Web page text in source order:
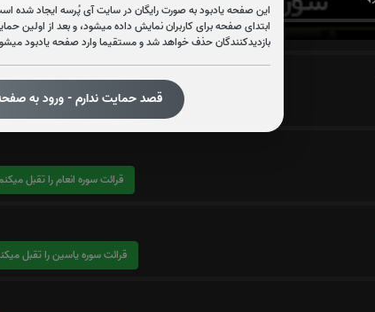
این صفحه یادبود به صورت رایگان در سایت آی پُرسه ایجاد شده
ابتدای صفحه برای کاربران نمایش داده میشود، و بعد از اولین
بازدیدکنندگان حذف خواهد شد و مستقیما وارد صفحه یادبود
قصد حمایت ندارم - ورود به
قرائت سوره الرحمن را تقبل میکنم
قرائت سوره انعام را تقبل میکنم
قرائت سوره یاسین را تقبل میکنم